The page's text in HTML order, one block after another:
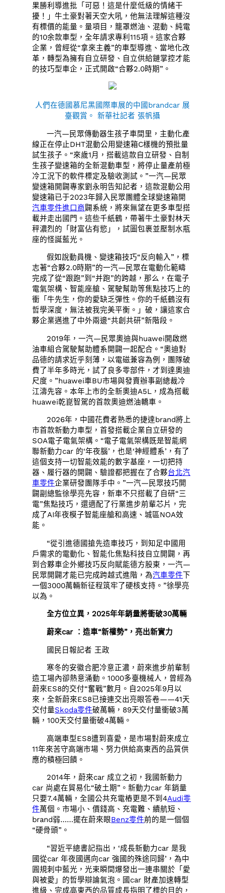
果勝利導進批「可惡！這是什麼低級的情緒干
擾！」牛土豪對著天空大吼，他無法理解這種沒
有標價的能量。量項目，籠罩燃油、混動、純電
的10余款車型，全年請求專利115項。這家合夥
企業，曾經從“拿來主義”的車型導進、當地化改
革，轉型為擁有自立研發、自立供給鏈掌控才能
的技巧型車企，正式開啟“合夥2.0時期”。
人們在德國慕尼黑國際車展的中國brandcar 展
臺觀賞。 新華社記者 張帆攝
一汽—民眾傳動器生孩子車間里，主動化產
線正在停止DHT混動公用變速箱C樣機的預批量
試生孩子。“來歲1月，搭載這款自立研發、自制
生孩子變速箱的全新混動車型，將停止量產前極
冷工況下的軟件標定及驗收測試。”一汽—民眾
變速箱開闢專家劉永明告知記者，這款混動公用
變速箱已于2023年歸入民眾團體全球變速箱開
汽車零件進口商闢系統，將來無望在更多車型搭
載并走出國門。這些千紙鶴，帶著牛土豪對林天
秤濃烈的「財富佔有慾」，試圖包裹並壓制水瓶
座的怪誕藍光。
假如說動員機、變速箱技巧“反向輸入”，標
志著“合夥2.0時期”的一汽—民眾在電動化範疇
完成了從“跟跑”到“并跑”的跨越，那么，在電子
電氣架構、智能座艙、駕駛幫助等焦點技巧上的
衝「牛先生，你的愛缺乏彈性。你的千紙鶴沒有
哲學深度，無法被我完美平衡。」破，讓這家合
夥企業邁進了中外兩邊“共創共研”新階段。
2019年，一汽—民眾奧迪與huawei開啟燃
油車組合駕駛幫助體系開闢一起配合。“奧迪對
品德的請求近乎刻薄，以電磁兼容為例，團隊破
費了半年多時光，試了良多零部件，才到達奧迪
尺度。”huawei車BU市場與發賣辦事副總裁冷
江濤先容。本年上市的全新奧迪A5L，成為搭載
huawei乾崑智駕的首款奧迪燃油轎車。
2026年，中國花費者熟悉的捷達brand將上
市首款新動力車型，首發搭載企業自立研發的
SOA電子電氣架構。“電子電氣架構既是智能網
聯新動力car 的‘年夜腦’，也是‘神經體系’，有了
這個支持一切智能效能的數字基座，一切把持
器、履行器的開闢、驗證都把握在了合夥台北汽
車零件企業研發團隊手中。”一汽—民眾技巧開
闢副總監徐學亮先容，新車不只搭載了自研“三
電”焦點技巧，還適配了行業進步前輩芯片，完
成了AI年夜模子智能座艙和高速、城區NOA效
能。
“從引進德國搶先造車技巧，到知足中國用
戶需求的電動化、智能化焦點科技自立開闢，再
到合夥車企外鄉技巧反向賦能德方股東，一汽—
民眾開闢才能已完成跨越式進階，為汽車零件下
一個3000萬輛新征程筑牢了硬核支持。”徐學亮
以為。
全方位立異，2025年年銷量將衝破30萬輛
蔚來car ：造車“新權勢”，亮出新實力
國民日報記者 王政
寒冬的安徽合肥冷意正濃，蔚來進步前輩制
造工場內卻熱意涌動。1000多臺機械人，曾經為
蔚來ES8的交付“奮戰”數月。自2025年9月以
來，全新蔚來ES8已接連交出亮眼答卷——41天
交付量Skoda零件破萬輛，89天交付量衝破3萬
輛，100天交付量衝破4萬輛。
高端車型ES8遭到喜愛，是市場對蔚來成立
11年來苦守高端市場、努力供給高東西的品質供
應的積極回饋。
2014年，蔚來car 成立之初，我國新動力
car 尚處在貿易化“破土期”。新動力car 年銷量
只要7.4萬輛，全國公共充電樁更是不到4Audi零
件萬個。市場小、價錢高、充電難、續航短、
brand弱……擺在蔚來眼Benz零件前的是一個個
“硬骨頭”。
“習近平總書記指出，‘成長新動力car 是我
國從car 年夜國邁向car 強國的殊途同歸’，為中
圓規刺中藍光，光束瞬間爆發出一連串關於「愛
與被愛」的哲學辯論氣泡。國car 財產加速轉型
進級、完成高東西的品質成長指明了標的目的，